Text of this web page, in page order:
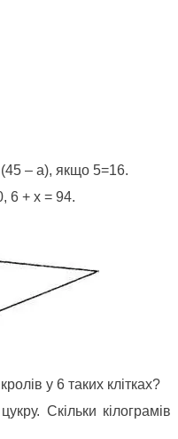
– а), якщо 5=16.
6 + х = 94.
у 6 таких клітках?
Скільки кілограмів